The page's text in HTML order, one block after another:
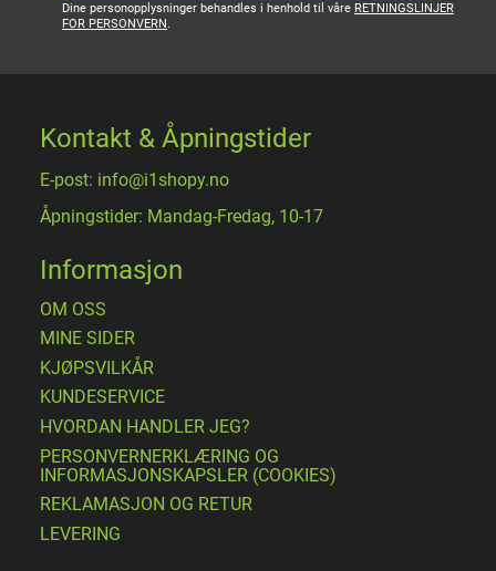
Dine personopplysninger behandles i henhold til våre RETNINGSLINJER
FOR PERSONVERN.
Kontakt & Åpningstider
E-post: info@i1shopy.no
Åpningstider: Mandag-Fredag, 10-17
Informasjon
OM OSS
MINE SIDER
​KJØPSVILKÅR
KUNDESERVICE
HVORDAN HANDLER JEG?
PERSONVERNERKLÆRING OG
INFORMASJONSKAPSLER (COOKIES)
REKLAMASJON OG RETUR
LEVERING